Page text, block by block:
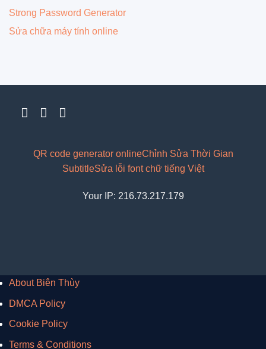
Strong Password Generator
Sửa chữa máy tính online
QR code generator onlineChỉnh Sửa Thời Gian
SubtitleSửa lỗi font chữ tiếng Việt
Your IP: 216.73.217.179
About Biên Thùy
DMCA Policy
Cookie Policy
Terms & Conditions